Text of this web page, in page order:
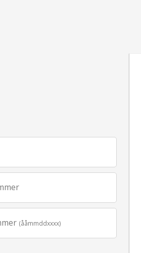
(ååmmddxxxx)